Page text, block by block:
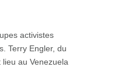
activistes
Terry Engler, du
au Venezuela